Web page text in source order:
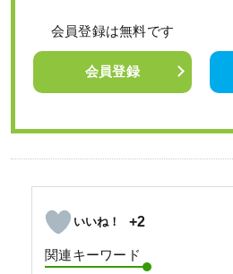
会員登録は無料です
会員登録
+2
関連キーワード